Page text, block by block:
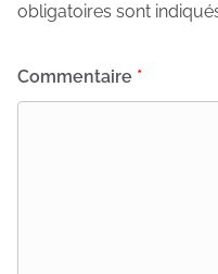
obligatoires sont
Commentaire *